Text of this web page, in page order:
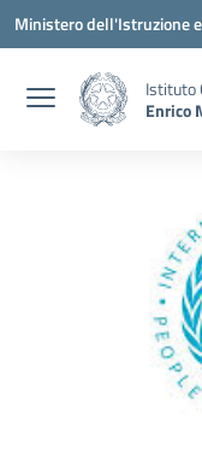
Vai ai contenuti
Vai al menu di navigazione
Vai al footer
Ministero dell'Istruzione
Istituto
Enrico